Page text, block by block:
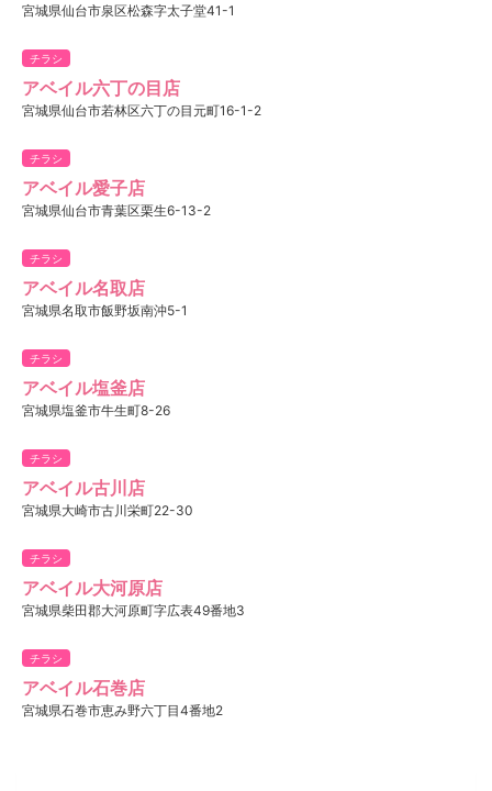
宮城県仙台市泉区松森字太子堂41-1
チラシ
アベイル六丁の目店
宮城県仙台市若林区六丁の目元町16-1-2
チラシ
アベイル愛子店
宮城県仙台市青葉区栗生6-13-2
チラシ
アベイル名取店
宮城県名取市飯野坂南沖5-1
チラシ
アベイル塩釜店
宮城県塩釜市牛生町8-26
チラシ
アベイル古川店
宮城県大崎市古川栄町22-30
チラシ
アベイル大河原店
宮城県柴田郡大河原町字広表49番地3
チラシ
アベイル石巻店
宮城県石巻市恵み野六丁目4番地2